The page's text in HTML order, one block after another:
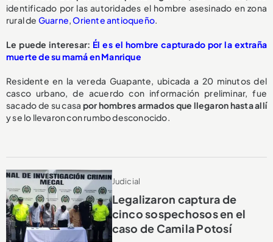
identificado por las autoridades el hombre asesinado en zona
rural de Guarne,Oriente antioqueño.
Le puede interesar: Él es el hombre capturado por la extraña
muerte de su mamá en Manrique
Residente en la vereda Guapante, ubicada a 20 minutos del
casco urbano, de acuerdo con información preliminar, fue
sacado de su casa por hombres armados que llegaron hasta allí
y se lo llevaron con rumbo desconocido.
Judicial
Legalizaron captura de
cinco sospechosos en el
caso de Camila Potosí